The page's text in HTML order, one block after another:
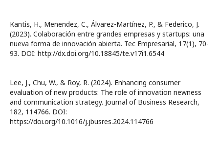
Kantis, H., Menendez, C., Álvarez-Martínez, P., & Federico, J.
(2023). Colaboración entre grandes empresas y startups: una
nueva forma de innovación abierta. Tec Empresarial, 17(1), 70-
93. DOI: http://dx.doi.org/10.18845/te.v17i1.6544
Lee, J., Chu, W., & Roy, R. (2024). Enhancing consumer
evaluation of new products: The role of innovation newness
and communication strategy. Journal of Business Research,
182, 114766. DOI:
https://doi.org/10.1016/j.jbusres.2024.114766